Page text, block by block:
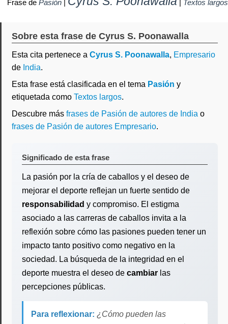
Frase de Pasión | | Textos largos
Sobre esta frase de Cyrus S. Poonawalla
Esta cita pertenece a Cyrus S. Poonawalla, Empresario
de India.
Esta frase está clasificada en el tema Pasión y
etiquetada como Textos largos.
Descubre más frases de Pasión de autores de India o
frases de Pasión de autores Empresario.
Significado de esta frase
La pasión por la cría de caballos y el deseo de
mejorar el deporte reflejan un fuerte sentido de
responsabilidad y compromiso. El estigma
asociado a las carreras de caballos invita a la
reflexión sobre cómo las pasiones pueden tener un
impacto tanto positivo como negativo en la
sociedad. La búsqueda de la integridad en el
deporte muestra el deseo de cambiar las
percepciones públicas.
Para reflexionar: ¿Cómo pueden las